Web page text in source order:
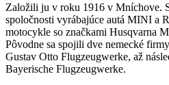
Založili ju v roku 1916 v Mníchove.
spoločnosti vyrábajúce autá MINI a
motocykle so značkami Husqvarna
Pôvodne sa spojili dve nemecké
Gustav Otto Flugzeugwerke, až
Bayerische Flugzeugwerke.